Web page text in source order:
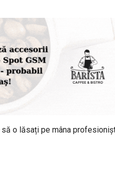
o lăsați pe mâna